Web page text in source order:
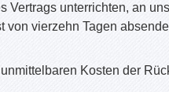
Vertrags unterrichten, an
von vierzehn Tagen
Kosten der